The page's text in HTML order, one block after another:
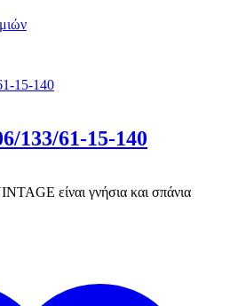
133/61-15-140
είναι γνήσια και σπάνια